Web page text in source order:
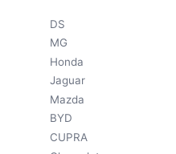
DS
MG
Honda
Jaguar
Mazda
BYD
CUPRA